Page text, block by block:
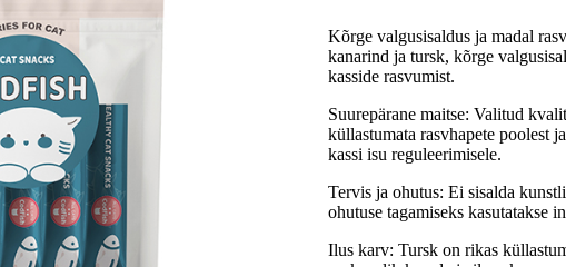
Kõrge valgusisaldus ja madal
kanarind ja tursk, kõrge
kasside rasvumist.
Suurepärane maitse: Valitud
küllastumata rasvhapete poolest
kassi isu reguleerimisele.
Tervis ja ohutus: Ei sisalda
ohutuse tagamiseks kasutatakse
Ilus karv: Tursk on rikas